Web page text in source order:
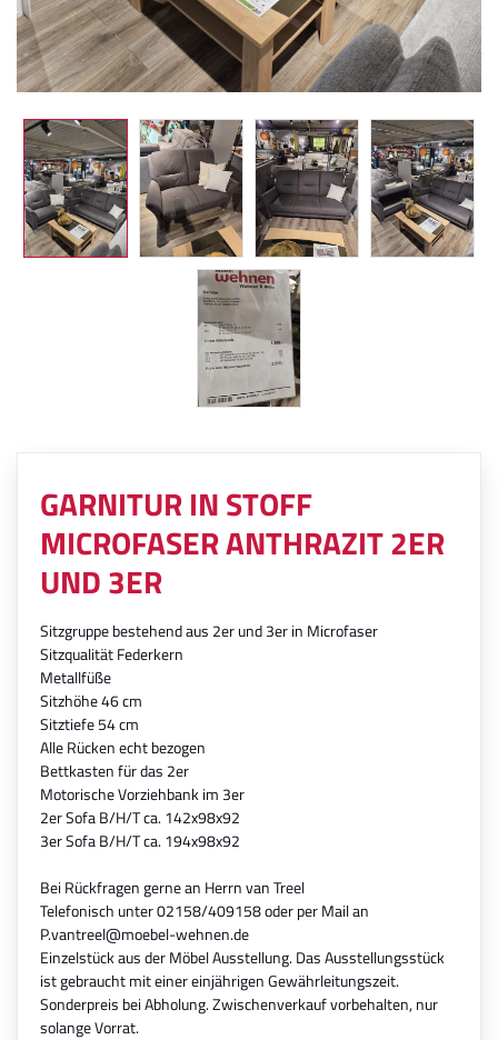
GARNITUR IN STOFF
MICROFASER ANTHRAZIT 2ER
UND 3ER
Sitzgruppe bestehend aus 2er und 3er in Microfaser
Sitzqualität Federkern
Metallfüße
Sitzhöhe 46 cm
Sitztiefe 54 cm
Alle Rücken echt bezogen
Bettkasten für das 2er
Motorische Vorziehbank im 3er
2er Sofa B/H/T ca. 142x98x92
3er Sofa B/H/T ca. 194x98x92
Bei Rückfragen gerne an Herrn van Treel
Telefonisch unter 02158/409158 oder per Mail an
P.vantreel@moebel-wehnen.de
Einzelstück aus der Möbel Ausstellung. Das Ausstellungsstück
ist gebraucht mit einer einjährigen Gewährleitungszeit.
Sonderpreis bei Abholung. Zwischenverkauf vorbehalten, nur
solange Vorrat.